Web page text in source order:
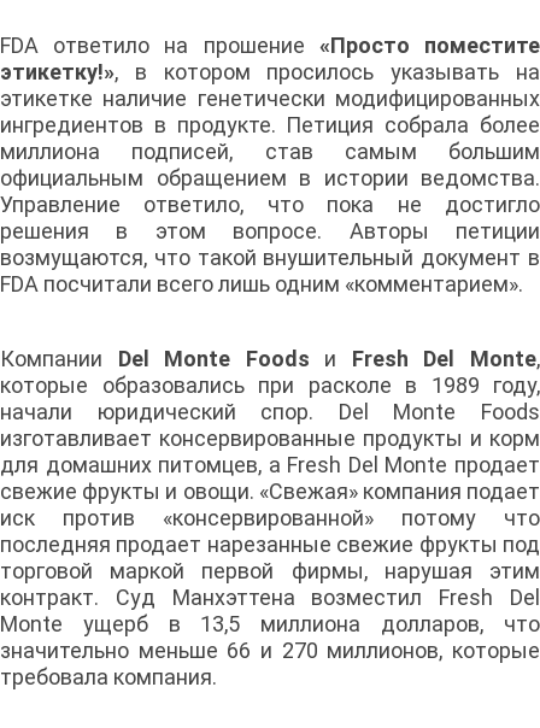
FDA ответило на прошение «Просто поместите
этикетку!», в котором просилось указывать на
этикетке наличие генетически модифицированных
ингредиентов в продукте. Петиция собрала более
миллиона подписей, став самым большим
официальным обращением в истории ведомства.
Управление ответило, что пока не достигло
решения в этом вопросе. Авторы петиции
возмущаются, что такой внушительный документ в
FDA посчитали всего лишь одним «комментарием».
Компании Del Monte Foods и Fresh Del Monte,
которые образовались при расколе в 1989 году,
начали юридический спор. Del Monte Foods
изготавливает консервированные продукты и корм
для домашних питомцев, а Fresh Del Monte продает
свежие фрукты и овощи. «Свежая» компания подает
иск против «консервированной» потому что
последняя продает нарезанные свежие фрукты под
торговой маркой первой фирмы, нарушая этим
контракт. Суд Манхэттена возместил Fresh Del
Monte ущерб в 13,5 миллиона долларов, что
значительно меньше 66 и 270 миллионов, которые
требовала компания.